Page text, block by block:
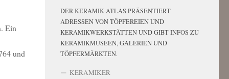
Ein
und
DER KERAMIK-ATLAS PRÄSENTIERT
ADRESSEN VON TÖPFEREIEN UND
KERAMIKWERKSTÄTTEN UND GIBT INFOS ZU
KERAMIKMUSEEN, GALERIEN UND
TÖPFERMÄRKTEN.
KERAMIKER